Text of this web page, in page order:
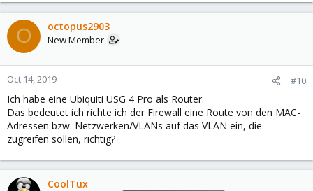
O octopus2903
New Member
Oct 14, 2019 #10
Ich habe eine Ubiquiti USG 4 Pro als Router.
Das bedeutet ich richte ich der Firewall eine Route von den MAC-
Adressen bzw. Netzwerken/VLANs auf das VLAN ein, die
zugreifen sollen, richtig?
CoolTux